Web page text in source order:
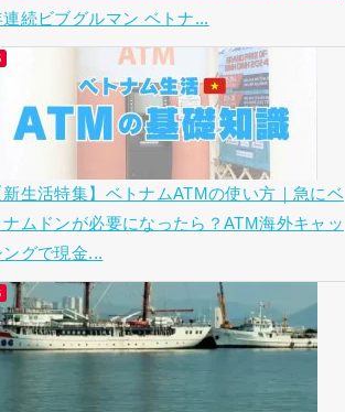
連続ビブグルマン ベトナ...
新生活特集】ベトナムATMの使い方｜急にベ
ナムドンが必要になったら？ATM海外キャッ
ングで現金...